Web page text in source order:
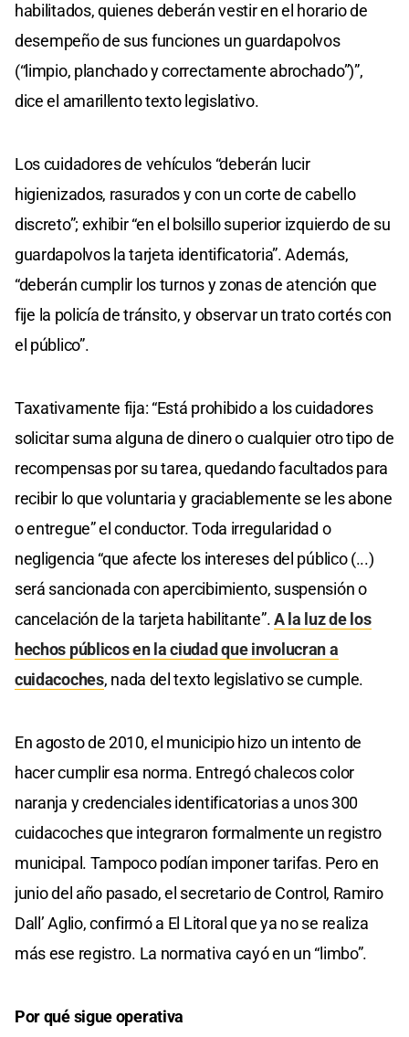
habilitados, quienes deberán vestir en el horario de
desempeño de sus funciones un guardapolvos
(“limpio, planchado y correctamente abrochado”)”,
dice el amarillento texto legislativo.
Los cuidadores de vehículos “deberán lucir
higienizados, rasurados y con un corte de cabello
discreto”; exhibir “en el bolsillo superior izquierdo de su
guardapolvos la tarjeta identificatoria”. Además,
“deberán cumplir los turnos y zonas de atención que
fije la policía de tránsito, y observar un trato cortés con
el público”.
Taxativamente fija: “Está prohibido a los cuidadores
solicitar suma alguna de dinero o cualquier otro tipo de
recompensas por su tarea, quedando facultados para
recibir lo que voluntaria y graciablemente se les abone
o entregue” el conductor. Toda irregularidad o
negligencia “que afecte los intereses del público (...)
será sancionada con apercibimiento, suspensión o
cancelación de la tarjeta habilitante”.A la luz de los
hechos públicos en la ciudad que involucran a
cuidacoches, nada del texto legislativo se cumple.
En agosto de 2010, el municipio hizo un intento de
hacer cumplir esa norma. Entregó chalecos color
naranja y credenciales identificatorias a unos 300
cuidacoches que integraron formalmente un registro
municipal. Tampoco podían imponer tarifas. Pero en
junio del año pasado, el secretario de Control, Ramiro
Dall’ Aglio, confirmó a El Litoral que ya no se realiza
más ese registro. La normativa cayó en un “limbo”.
Por qué sigue operativa